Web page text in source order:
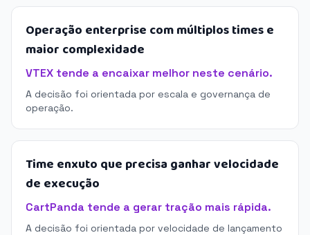
Operação enterprise com múltiplos times e
maior complexidade
VTEX tende a encaixar melhor neste cenário.
A decisão foi orientada por escala e governança de
operação.
Time enxuto que precisa ganhar velocidade
de execução
CartPanda tende a gerar tração mais rápida.
A decisão foi orientada por velocidade de lançamento